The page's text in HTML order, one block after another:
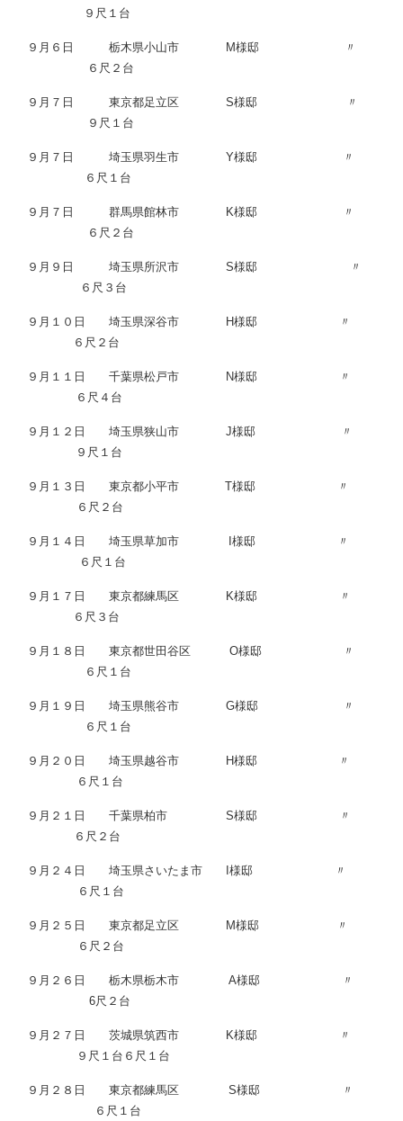
９尺１台
９月６日 栃木県小山市 M様邸 〃
６尺２台
９月７日 東京都足立区 S様邸 〃
９尺１台
９月７日 埼玉県羽生市 Y様邸 〃
６尺１台
９月７日 群馬県館林市 K様邸 〃
６尺２台
９月９日 埼玉県所沢市 S様邸 〃
６尺３台
９月１０日 埼玉県深谷市 H様邸 〃
６尺２台
９月１１日 千葉県松戸市 N様邸 〃
６尺４台
９月１２日 埼玉県狭山市 J様邸 〃
９尺１台
９月１３日 東京都小平市 T様邸 〃
６尺２台
９月１４日 埼玉県草加市 I様邸 〃
６尺１台
９月１７日 東京都練馬区 K様邸 〃
６尺３台
９月１８日 東京都世田谷区 O様邸 〃
６尺１台
９月１９日 埼玉県熊谷市 G様邸 〃
６尺１台
９月２０日 埼玉県越谷市 H様邸 〃
６尺１台
９月２１日 千葉県柏市 S様邸 〃
６尺２台
９月２４日 埼玉県さいたま市 I様邸 〃
６尺１台
９月２５日 東京都足立区 M様邸 〃
６尺２台
９月２６日 栃木県栃木市 A様邸 〃
6尺２台
９月２７日 茨城県筑西市 K様邸 〃
９尺１台６尺１台
９月２８日 東京都練馬区 S様邸 〃
６尺１台